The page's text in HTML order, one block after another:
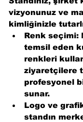
vizyonunuz ve
kimliğinizle tutarlı
Renk seçimi:
temsil eden
renkleri
ziyaretçilere
profesyonel
sunar.
Logo ve
standın